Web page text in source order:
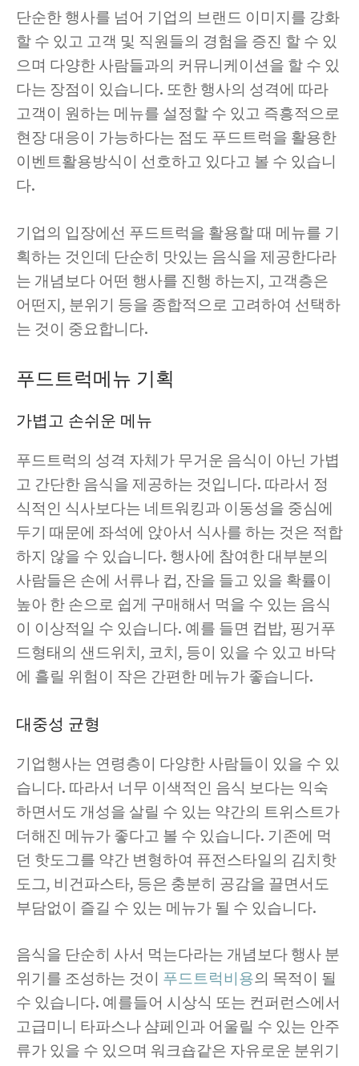
단순한 행사를 넘어 기업의 브랜드 이미지를 강화
할 수 있고 고객 및 직원들의 경험을 증진 할 수 있
으며 다양한 사람들과의 커뮤니케이션을 할 수 있
다는 장점이 있습니다. 또한 행사의 성격에 따라
고객이 원하는 메뉴를 설정할 수 있고 즉흥적으로
현장 대응이 가능하다는 점도 푸드트럭을 활용한
이벤트활용방식이 선호하고 있다고 볼 수 있습니
다.
기업의 입장에선 푸드트럭을 활용할 때 메뉴를 기
획하는 것인데 단순히 맛있는 음식을 제공한다라
는 개념보다 어떤 행사를 진행 하는지, 고객층은
어떤지, 분위기 등을 종합적으로 고려하여 선택하
는 것이 중요합니다.
푸드트럭메뉴 기획
가볍고 손쉬운 메뉴
푸드트럭의 성격 자체가 무거운 음식이 아닌 가볍
고 간단한 음식을 제공하는 것입니다. 따라서 정
식적인 식사보다는 네트워킹과 이동성을 중심에
두기 때문에 좌석에 앉아서 식사를 하는 것은 적합
하지 않을 수 있습니다. 행사에 참여한 대부분의
사람들은 손에 서류나 컵, 잔을 들고 있을 확률이
높아 한 손으로 쉽게 구매해서 먹을 수 있는 음식
이 이상적일 수 있습니다. 예를 들면 컵밥, 핑거푸
드형태의 샌드위치, 코치, 등이 있을 수 있고 바닥
에 흘릴 위험이 작은 간편한 메뉴가 좋습니다.
대중성 균형
기업행사는 연령층이 다양한 사람들이 있을 수 있
습니다. 따라서 너무 이색적인 음식 보다는 익숙
하면서도 개성을 살릴 수 있는 약간의 트위스트가
더해진 메뉴가 좋다고 볼 수 있습니다. 기존에 먹
던 핫도그를 약간 변형하여 퓨전스타일의 김치핫
도그, 비건파스타, 등은 충분히 공감을 끌면서도
부담없이 즐길 수 있는 메뉴가 될 수 있습니다.
음식을 단순히 사서 먹는다라는 개념보다 행사 분
위기를 조성하는 것이 푸드트럭비용의 목적이 될
수 있습니다. 예를들어 시상식 또는 컨퍼런스에서
고급미니 타파스나 샴페인과 어울릴 수 있는 안주
류가 있을 수 있으며 워크숍같은 자유로운 분위기